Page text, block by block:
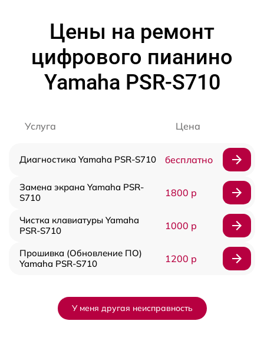
Цены на ремонт
цифрового пианино
Yamaha PSR-S710
Услуга Цена
Диагностика Yamaha PSR-S710 бесплатно
Замена экрана Yamaha PSR-
S710
1800 р
Чистка клавиатуры Yamaha
PSR-S710
1000 р
Прошивка (Обновление ПО)
Yamaha PSR-S710
1200 р
У меня другая неисправность